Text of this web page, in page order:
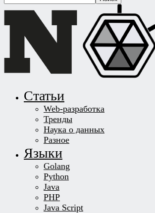
Статьи
Web-разработка
Тренды
Наука о данных
Разное
Языки
Golang
Python
Java
PHP
Java Script